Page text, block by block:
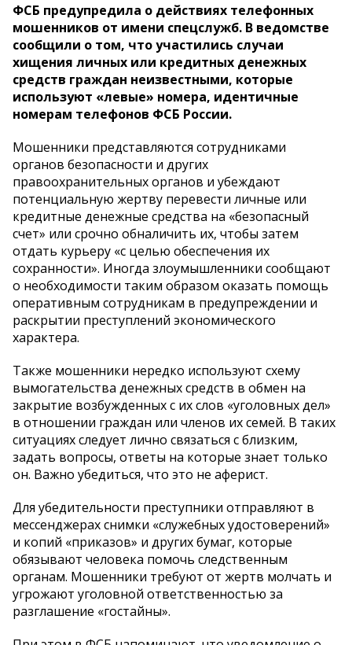
ФСБ предупредила о действиях телефонных
мошенников от имени спецслужб. В ведомстве
сообщили о том, что участились случаи
хищения личных или кредитных денежных
средств граждан неизвестными, которые
используют «левые» номера, идентичные
номерам телефонов ФСБ России.
Мошенники представляются сотрудниками
органов безопасности и других
правоохранительных органов и убеждают
потенциальную жертву перевести личные или
кредитные денежные средства на «безопасный
счет» или срочно обналичить их, чтобы затем
отдать курьеру «с целью обеспечения их
сохранности». Иногда злоумышленники сообщают
о необходимости таким образом оказать помощь
оперативным сотрудникам в предупреждении и
раскрытии преступлений экономического
характера.
Также мошенники нередко используют схему
вымогательства денежных средств в обмен на
закрытие возбужденных с их слов «уголовных дел»
в отношении граждан или членов их семей. В таких
ситуациях следует лично связаться с близким,
задать вопросы, ответы на которые знает только
он. Важно убедиться, что это не аферист.
Для убедительности преступники отправляют в
мессенджерах снимки «служебных удостоверений»
и копий «приказов» и других бумаг, которые
обязывают человека помочь следственным
органам. Мошенники требуют от жертв молчать и
угрожают уголовной ответственностью за
разглашение «гостайны».